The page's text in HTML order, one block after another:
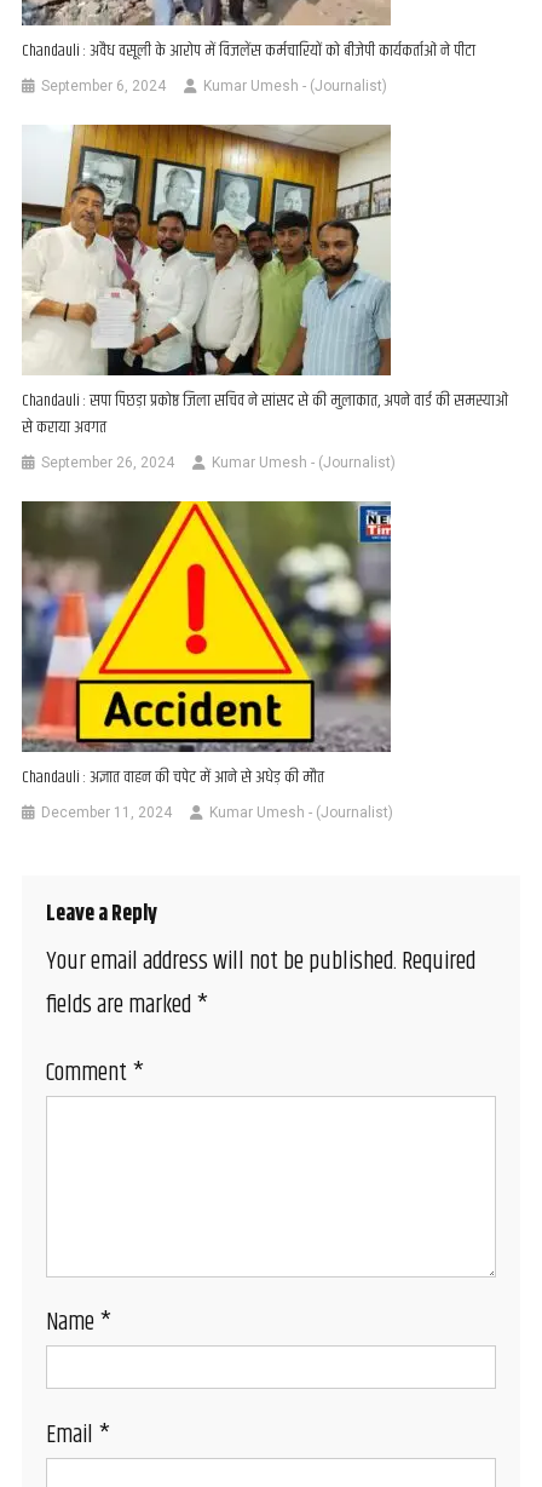
Chandauli : अवैध वसूली के आरोप में विजलेंस कर्मचारियों को बीजेपी कार्यकर्ताओं ने पीटा
September 6, 2024 Kumar Umesh - (Journalist)
Chandauli : सपा पिछड़ा प्रकोष्ठ जिला सचिव ने सांसद से की मुलाकात, अपने वार्ड की समस्याओं
से कराया अवगत
September 26, 2024 Kumar Umesh - (Journalist)
Chandauli : अज्ञात वाहन की चपेट में आने से अधेड़ की मौत
December 11, 2024 Kumar Umesh - (Journalist)
Leave a Reply
Your email address will not be published.Required
fields are marked*
Comment*
Name*
Email*